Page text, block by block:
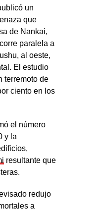
un
que
de Nankai,
paralela a
al oeste,
El estudio
terremoto de
ciento en los
el número
y la
resultante que
redujo
a